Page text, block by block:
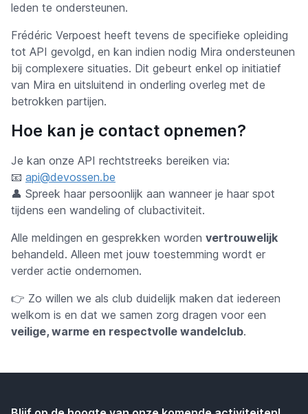
leden te ondersteunen.
Frédéric Verpoest heeft tevens de specifieke opleiding
tot API gevolgd, en kan indien nodig Mira ondersteunen
bij complexere situaties. Dit gebeurt enkel op initiatief
van Mira en uitsluitend in onderling overleg met de
betrokken partijen.
Hoe kan je contact opnemen?
Je kan onze API rechtstreeks bereiken via:
📧 api@devossen.be
👤 Spreek haar persoonlijk aan wanneer je haar spot
tijdens een wandeling of clubactiviteit.
Alle meldingen en gesprekken worden vertrouwelijk
behandeld. Alleen met jouw toestemming wordt er
verder actie ondernomen.
👉 Zo willen we als club duidelijk maken dat iedereen
welkom is en dat we samen zorg dragen voor een
veilige, warme en respectvolle wandelclub.